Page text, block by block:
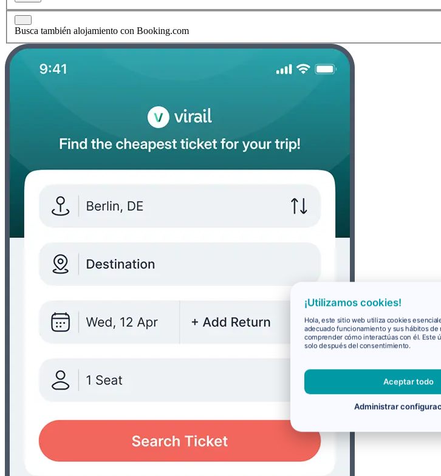
Busca también alojamiento con Booking.com
¡Utilizamos cookies!
Hola, este sitio web utiliza cookies
adecuado funcionamiento y sus hábitos de
comprender cómo interactúas con él. Este
solo después del consentimiento.
Aceptar todo
Administrar